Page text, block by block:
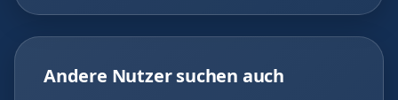
Andere Nutzer suchen auch